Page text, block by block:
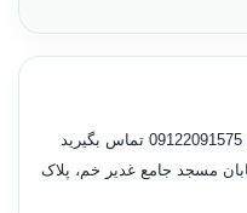
09122091575 تماس بگیرید
مسجد جامع غدیر خم، پلاک